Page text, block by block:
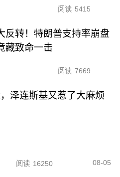
阅读 5415
反转！特朗普支持率崩盘
藏致命一击
阅读 7669
泽连斯基又惹了大麻烦
阅读 16250 08-05